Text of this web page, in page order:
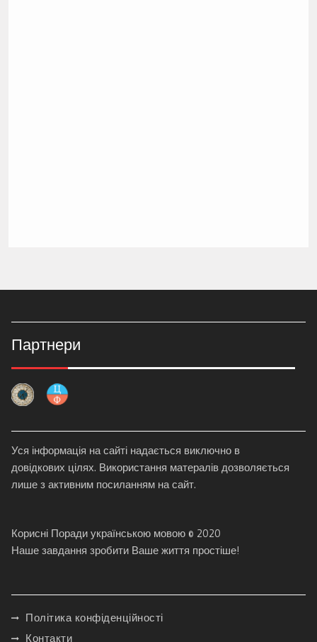
Партнери
Уся інформація на сайті надається виключно в
довідкових цілях. Використання матералів дозволяється
лише з активним посиланням на сайт.
Корисні Поради українською мовою © 2020
Наше завдання зробити Ваше життя простіше!
Політика конфіденційності
Контакти